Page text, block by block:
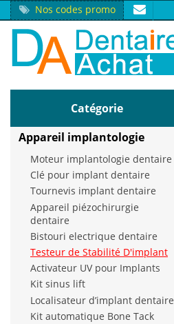
Nos codes promo
Catégorie
Appareil implantologie
Moteur implantologie dentaire
Clé pour implant dentaire
Tournevis implant dentaire
Appareil piézochirurgie
dentaire
Bistouri electrique dentaire
Testeur de Stabilité D'implant
Activateur UV pour Implants
Kit sinus lift
Localisateur d’implant dentaire
Kit automatique Bone Tack